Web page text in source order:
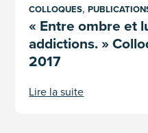
COLLOQUES,
« Entre ombre et
addictions. »
2017
Lire la suite